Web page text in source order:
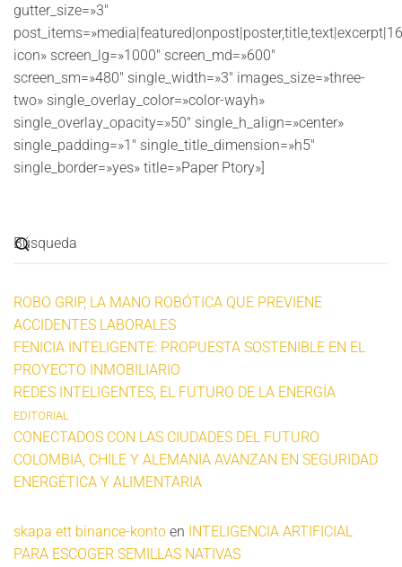
gutter_size=»3″
icon» screen_lg=»1000″ screen_md=»600″
screen_sm=»480″ single_width=»3″ images_size=»three-
two» single_overlay_color=»color-wayh»
single_overlay_opacity=»50″ single_h_align=»center»
single_padding=»1″ single_title_dimension=»h5″
single_border=»yes» title=»Paper Ptory»]
ROBO GRIP, LA MANO ROBÓTICA QUE PREVIENE
ACCIDENTES LABORALES
FENICIA INTELIGENTE: PROPUESTA SOSTENIBLE EN EL
PROYECTO INMOBILIARIO
REDES INTELIGENTES, EL FUTURO DE LA ENERGÍA
EDITORIAL
CONECTADOS CON LAS CIUDADES DEL FUTURO
COLOMBIA, CHILE Y ALEMANIA AVANZAN EN SEGURIDAD
ENERGÉTICA Y ALIMENTARIA
skapa ett binance-konto en INTELIGENCIA ARTIFICIAL
PARA ESCOGER SEMILLAS NATIVAS